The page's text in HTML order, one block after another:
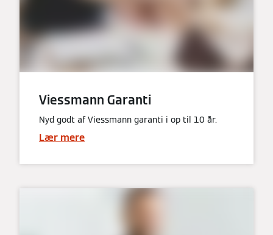
Viessmann Garanti
Nyd godt af Viessmann garanti i op til 10 år.
Lær mere